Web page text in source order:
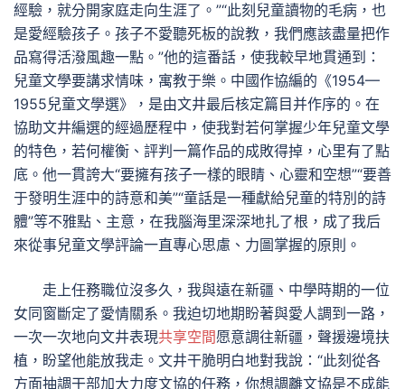
經驗，就分開家庭走向生涯了。”“此刻兒童讀物的毛病，也
是愛經驗孩子。孩子不愛聽死板的說教，我們應該盡量把作
品寫得活潑風趣一點。”他的這番話，使我較早地貫通到：
兒童文學要講求情味，寓教于樂。中國作協編的《1954—
1955兒童文學選》，是由文井最后核定篇目并作序的。在
協助文井編選的經過歷程中，使我對若何掌握少年兒童文學
的特色，若何權衡、評判一篇作品的成敗得掉，心里有了點
底。他一貫誇大“要擁有孩子一樣的眼睛、心靈和空想”“要善
于發明生涯中的詩意和美”“童話是一種獻給兒童的特別的詩
體”等不雅點、主意，在我腦海里深深地扎了根，成了我后
來從事兒童文學評論一直專心思慮、力圖掌握的原則。
走上任務職位沒多久，我與遠在新疆、中學時期的一位
女同窗斷定了愛情關系。我迫切地期盼著與愛人調到一路，
一次一次地向文井表現共享空間愿意調往新疆，聲援邊境扶
植，盼望他能放我走。文井干脆明白地對我說：“此刻從各
方面抽調干部加大力度文協的任務，你想調離文協是不成能